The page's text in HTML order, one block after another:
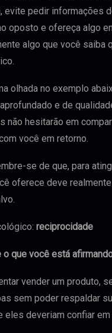
evite pedir informações
oposto e ofereça algo
algo que você saiba
olhada no exemplo
e de
não hesitarão em
você em retorno.
se de que, para
oferece deve
reciprocidade
o que você está
vender um produto,
sem poder respaldar
eles deveriam confiar